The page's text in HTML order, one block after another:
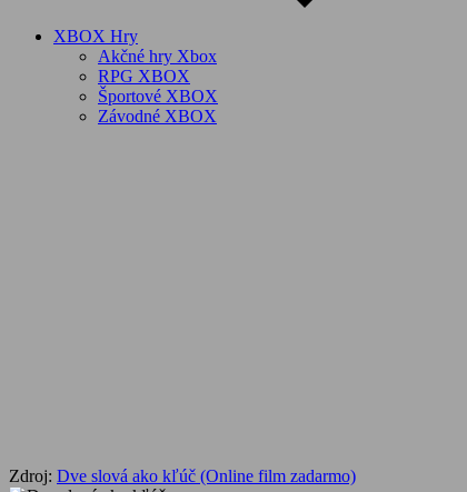
XBOX Hry
Akčné hry Xbox
RPG XBOX
Športové XBOX
Závodné XBOX
Zdroj: Dve slová ako kľúč (Online film zadarmo)